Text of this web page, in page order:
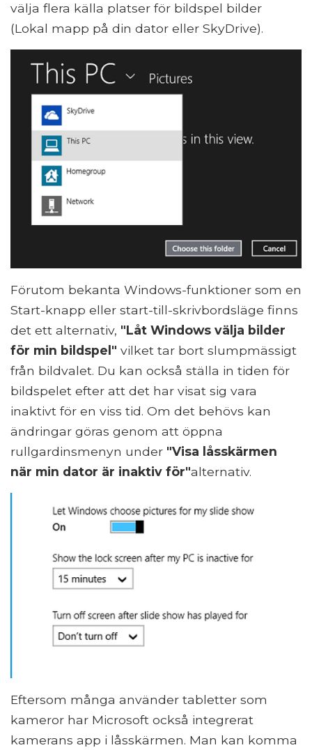
välja flera källa platser för bildspel bilder
(Lokal mapp på din dator eller SkyDrive).
Förutom bekanta Windows-funktioner som en
Start-knapp eller start-till-skrivbordsläge finns
det ett alternativ, "Låt Windows välja bilder
för min bildspel" vilket tar bort slumpmässigt
från bildvalet. Du kan också ställa in tiden för
bildspelet efter att det har visat sig vara
inaktivt för en viss tid. Om det behövs kan
ändringar göras genom att öppna
rullgardinsmenyn under "Visa låsskärmen
när min dator är inaktiv för"alternativ.
Eftersom många använder tabletter som
kameror har Microsoft också integrerat
kamerans app i låsskärmen. Man kan komma